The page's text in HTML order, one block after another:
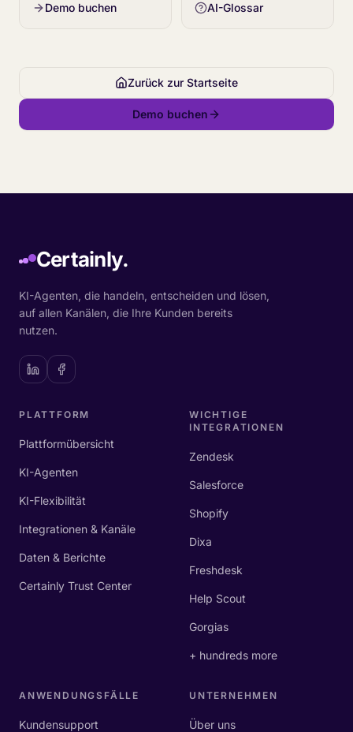
Demo buchen AI-Glossar
Zurück zur Startseite
Demo buchen
Certainly.
KI-Agenten, die handeln, entscheiden und lösen,
auf allen Kanälen, die Ihre Kunden bereits
nutzen.
PLATTFORM
Plattformübersicht
KI-Agenten
KI-Flexibilität
Integrationen & Kanäle
Daten & Berichte
Certainly Trust Center
WICHTIGE
INTEGRATIONEN
Zendesk
Salesforce
Shopify
Dixa
Freshdesk
Help Scout
Gorgias
+ hundreds more
ANWENDUNGSFÄLLE
Kundensupport
UNTERNEHMEN
Über uns